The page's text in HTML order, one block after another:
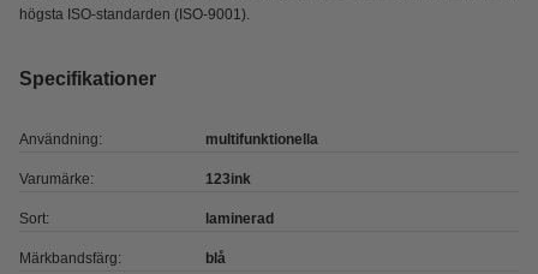
högsta ISO-standarden (ISO-9001).
Specifikationer
Användning: multifunktionella
Varumärke: 123ink
Sort: laminerad
Märkbandsfärg: blå